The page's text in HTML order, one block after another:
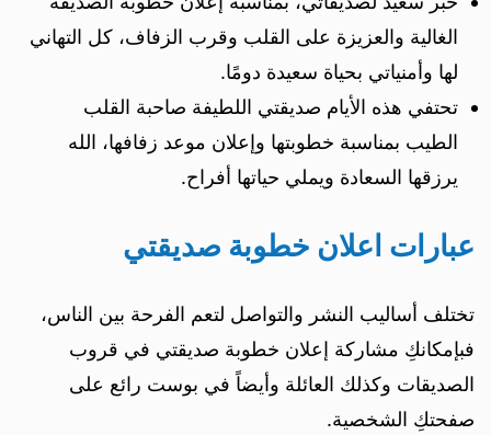
الغالية والعزيزة على القلب وقرب الزفاف، كل التهاني
لها وأمنياتي بحياة سعيدة دومًا.
تحتفي هذه الأيام صديقتي اللطيفة صاحبة القلب
الطيب بمناسبة خطوبتها وإعلان موعد زفافها، الله
يرزقها السعادة ويملي حياتها أفراح.
عبارات اعلان خطوبة صديقتي
تختلف أساليب النشر والتواصل لتعم الفرحة بين الناس،
فبإمكانكِ مشاركة إعلان خطوبة صديقتي في قروب
الصديقات وكذلك العائلة وأيضاً في بوست رائع على
صفحتكِ الشخصية.